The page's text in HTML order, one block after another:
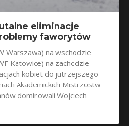
eliminacje
faworytów
Warszawa) na wschodzie
Katowice) na zachodzie
kobiet do jutrzejszego
Akademickich Mistrzostw
dominowali Wojciech